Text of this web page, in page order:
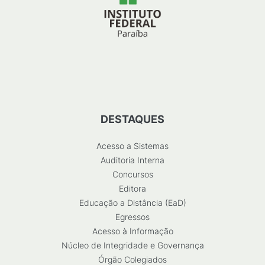
DESTAQUES
Acesso a Sistemas
Auditoria Interna
Concursos
Editora
Educação a Distância (EaD)
Egressos
Acesso à Informação
Núcleo de Integridade e Governança
Órgão Colegiados